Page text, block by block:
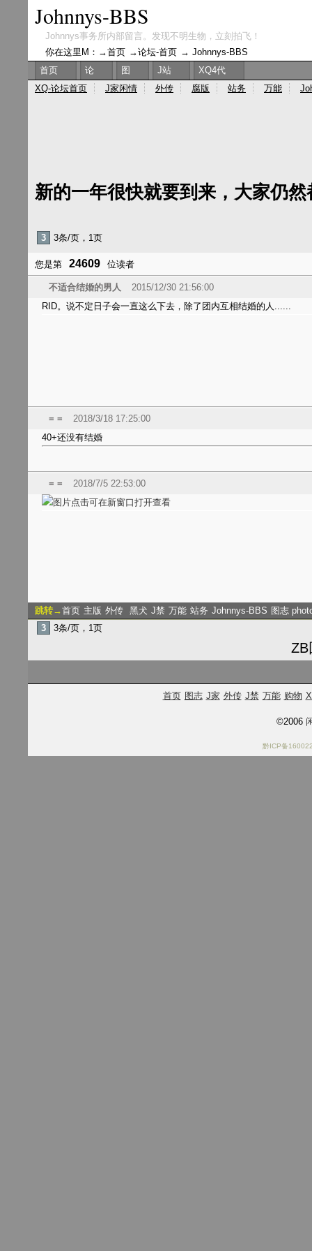
新的一年很快就要到来，大家仍
3 3条/页，1页
您是第 24609 位读者
不适合结婚的男人
2015/12/30 21:56:00
RID。说不定日子会一直这么下去，除了团内互相结婚的人......
= =
2018/3/18 17:25:00
40+还没有结婚
= = 2018/7/5 22:53:00
跳转→首页 主版 外传 黑犬 J禁 万能 站务 Johnnys-BBS 图志
3
3条/页，1页
ZB
Johnnys-BBS
Johnnys事务所内部留言。发现不明生物，立刻拍飞！
你在这里M：→首页 →论坛-首页 → Johnnys-BBS
首页
论 图 J站
XQ4代
XQ-论坛首页
J家闲情 外传 腐版 站务 万能
首页 图志 J家 外传 J禁 万能 购物
©2006
黔ICP备